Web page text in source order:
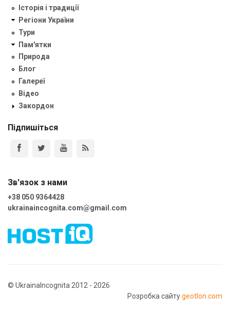
Історія і традиції
Регіони України
Тури
Пам'ятки
Природа
Блог
Галереї
Відео
Закордон
Підпишіться
Зв'язок з нами
+38 050 9364428
ukrainaincognita.com@gmail.com
© UkrainaIncognita 2012 - 2026
Розробка сайтуgeotlon.com